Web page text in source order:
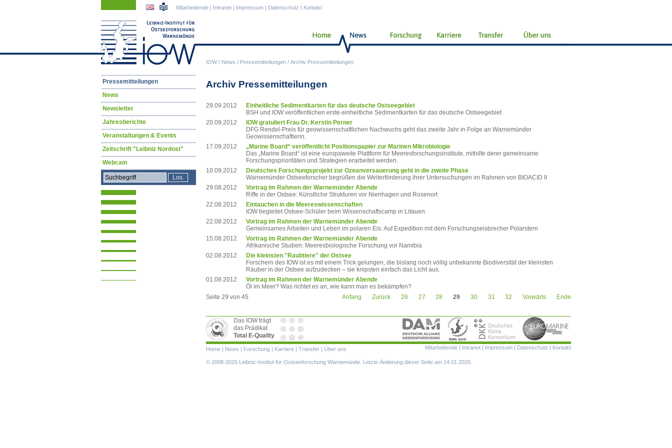
IOW/ News / Pressemitteilungen / Archiv Pressemitteilungen
Mitarbeitende | Intranet | Impressum | Datenschutz | Kontakt
Archiv Pressemitteilungen
29.09.2012
Einheitliche Sedimentkarten für das deutsche Ostseegebiet
BSH und IOW veröffentlichen erste einheitliche Sedimentkarten für das deutsche Ostseegebiet
20.09.2012
IOW gratuliert Frau Dr. Kerstin Perner
DFG Rendel-Preis für geowissenschaftlichen Nachwuchs geht das zweite Jahr in Folge an Warnemünder
Geowissenschaftlerin.
17.09.2012
„Marine Board“ veröffentlicht Positionspapier zur Marinen Mikrobiologie
Das „Marine Board“ ist eine europaweite Plattform für Meeresforschungsinstitute, mithilfe derer gemeinsame
Forschungsprioritäten und Strategien erarbeitet werden.
10.09.2012
Deutsches Forschungsprojekt zur Ozeanversauerung geht in die zweite Phase
Warnemünder Ostseeforscher begrüßen die Weiterförderung ihrer Untersuchungen im Rahmen von BIOACID II
29.08.2012
Vortrag im Rahmen der Warnemünder Abende
Riffe in der Ostsee: Künstliche Strukturen vor Nienhagen und Rosenort
22.08.2012
Eintauchen in die Meereswissenschaften
IOW begleitet Ostsee-Schüler beim Wissenschaftscamp in Litauen.
22.08.2012
Vortrag im Rahmen der Warnemünder Abende
Gemeinsames Arbeiten und Leben im polaren Eis: Auf Expedition mit dem Forschungseisbrecher Polarstern
15.08.2012
Vortrag im Rahmen der Warnemünder Abende
Afrikanische Studien: Meeresbiologische Forschung vor Namibia
02.08.2012
Die kleinsten "Raubtiere" der Ostsee
Forschern des IOW ist es mit einem Trick gelungen, die bislang noch völlig unbekannte Biodiversität der kleinsten
Räuber in der Ostsee aufzudecken – sie knipsten einfach das Licht aus.
01.08.2012
Vortrag im Rahmen der Warnemünder Abende
Öl im Meer? Was richtet es an, wie kann man es bekämpfen?
Seite 29 von 45
Anfang Zurück 26 27 28 29 30 31 32 Vorwärts Ende
Navigation
Pressemitteilungen
News
Newsletter
Jahresberichte
Veranstaltungen & Events
Zeitschrift "Leibniz Nordost"
Webcam
Das IOW trägt
das Prädikat
Total E-Quality
Navigation
Mitarbeitende | Intranet | Impressum | Datenschutz | Kontakt
Navigation
überspringen
Home | News | Forschung | Karriere | Transfer | Über uns
© 2008-2026 Leibniz-Institut für Ostseeforschung Warnemünde. Letzte Änderung dieser Seite am 14.01.2026.